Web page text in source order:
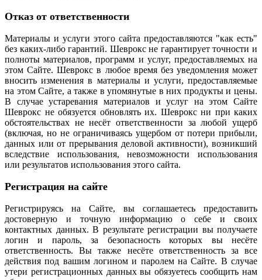
Отказ от ответственности
Материалы и услуги этого сайта предоставляются "как есть"
без каких-либо гарантий. Шеврокс не гарантирует точности и
полноты материалов, программ и услуг, предоставляемых на
этом Сайте. Шеврокс в любое время без уведомления может
вносить изменения в материалы и услуги, предоставляемые
на этом Сайте, а также в упомянутые в них продукты и цены.
В случае устаревания материалов и услуг на этом Сайте
Шеврокс не обязуется обновлять их. Шеврокс ни при каких
обстоятельствах не несёт ответственности за любой ущерб
(включая, но не ограничиваясь ущербом от потери прибыли,
данных или от прерывания деловой активности), возникший
вследствие использования, невозможности использования
или результатов использования этого сайта.
Регистрация на сайте
Регистрируясь на Сайте, вы соглашаетесь предоставить
достоверную и точную информацию о себе и своих
контактных данных. В результате регистрации вы получаете
логин и пароль, за безопасность которых вы несёте
ответственность. Вы также несёте ответственность за все
действия под вашим логином и паролем на Сайте. В случае
утери регистрационных данных вы обязуетесь сообщить нам